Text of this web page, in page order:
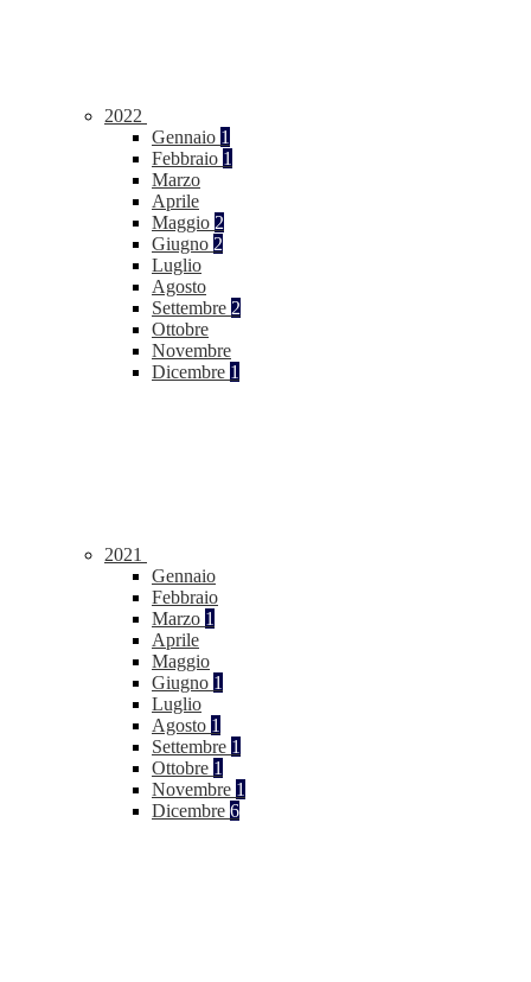
2022
Gennaio 1
Febbraio 1
Marzo
Aprile
Maggio 2
Giugno 2
Luglio
Agosto
Settembre 2
Ottobre
Novembre
Dicembre 1
2021
Gennaio
Febbraio
Marzo 1
Aprile
Maggio
Giugno 1
Luglio
Agosto 1
Settembre 1
Ottobre 1
Novembre 1
Dicembre 6